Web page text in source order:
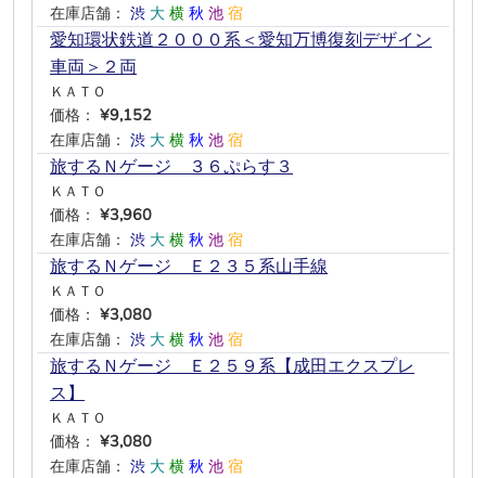
在庫店舗： 渋 大 横 秋 池 宿
愛知環状鉄道２０００系＜愛知万博復刻デザイン
車両＞２両
ＫＡＴＯ
価格： ¥9,152
在庫店舗： 渋 大 横 秋 池 宿
旅するＮゲージ ３６ぷらす３
ＫＡＴＯ
価格： ¥3,960
在庫店舗： 渋 大 横 秋 池 宿
旅するＮゲージ Ｅ２３５系山手線
ＫＡＴＯ
価格： ¥3,080
在庫店舗： 渋 大 横 秋 池 宿
旅するＮゲージ Ｅ２５９系【成田エクスプレ
ス】
ＫＡＴＯ
価格： ¥3,080
在庫店舗： 渋 大 横 秋 池 宿